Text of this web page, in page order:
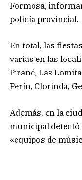
Formosa,
policía provincial.
En total, las
varias en las
Pirané, Las
Perín, Clorinda,
Además, en la
municipal detectó
«equipos de